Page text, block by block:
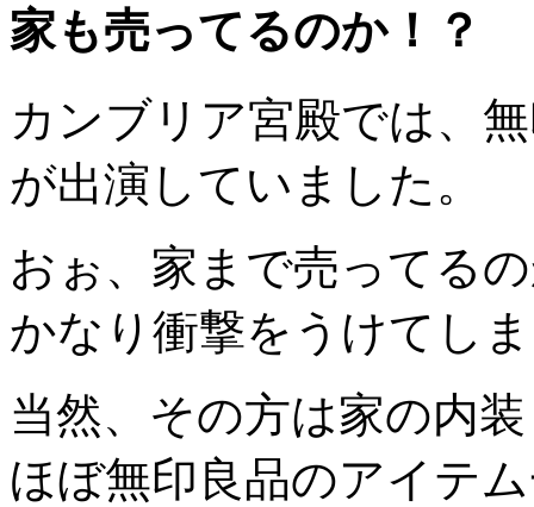
家も売ってるのか！？
カンブリア宮殿では、
が出演していました。
おぉ、家まで売ってる
かなり衝撃をうけてし
当然、その方は家の内
ほぼ無印良品のアイテ